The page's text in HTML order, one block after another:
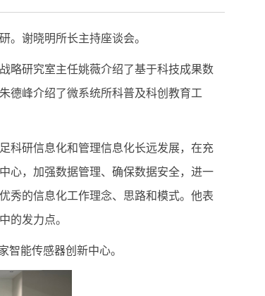
。谢晓明所长主持座谈会。
略研究室主任姚薇介绍了基于科技成果数
德峰介绍了微系统所科普及科创教育工
科研信息化和管理信息化长远发展，在充
心，加强数据管理、确保数据安全，进一
秀的信息化工作理念、思路和模式。他表
的发力点。
智能传感器创新中心。